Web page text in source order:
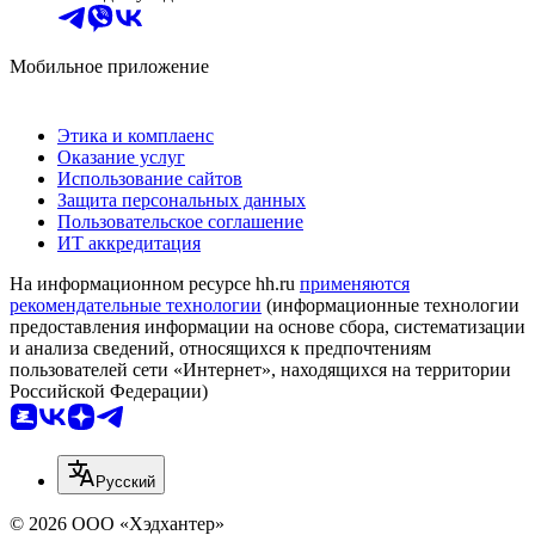
Мобильное приложение
Этика и комплаенс
Оказание услуг
Использование сайтов
Защита персональных данных
Пользовательское соглашение
ИТ аккредитация
На информационном ресурсе hh.ru применяются
рекомендательные технологии (информационные технологии
предоставления информации на основе сбора, систематизации
и анализа сведений, относящихся к предпочтениям
пользователей сети «Интернет», находящихся на территории
Российской Федерации)
Русский
© 2026 ООО «Хэдхантер»